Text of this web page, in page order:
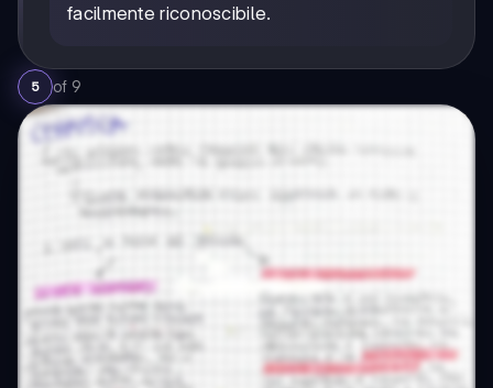
facilmente riconoscibile.
5 of 9